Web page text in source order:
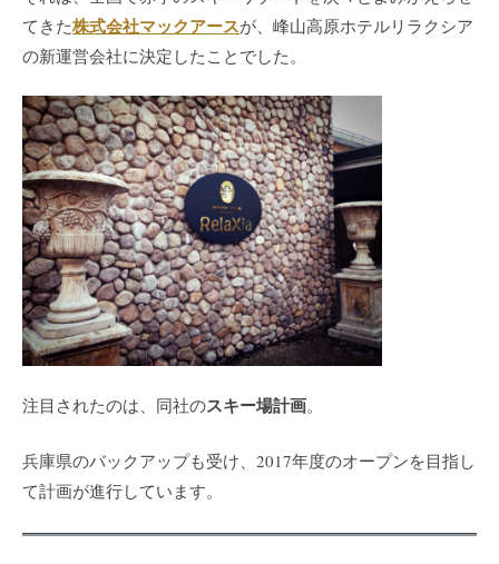
てきた株式会社マックアースが、峰山高原ホテルリラクシア
の新運営会社に決定したことでした。
注目されたのは、同社のスキー場計画。
兵庫県のバックアップも受け、2017年度のオープンを目指し
て計画が進行しています。